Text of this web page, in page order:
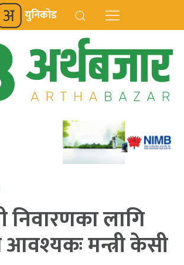
युनिकोड
निवारणका लागि
मन्त्री केसी